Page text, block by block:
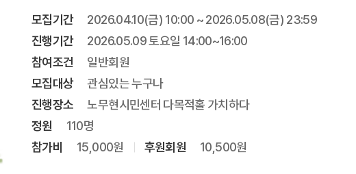
모집기간
2026.04.10(금) 10:00 ~ 2026.05.08(금) 23:59
진행기간
2026.05.09 토요일 14:00~16:00
참여조건
일반회원
모집대상
관심있는 누구나
진행장소
노무현시민센터 다목적홀 가치하다
정원
110명
참가비
15,000원 후원회원 10,500원